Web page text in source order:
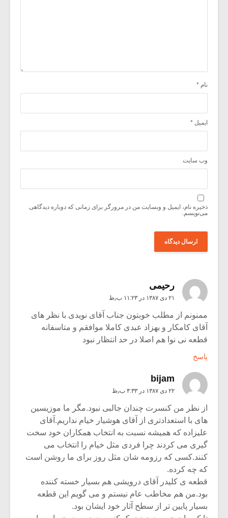
نام *
ایمیل *
وب‌ سایت
ذخیره نام، ایمیل و وبسایت من در مرورگر برای زمانی که دوباره دیدگاهی
می‌نویسم.
رحیمی
۲۱ دی ۱۳۸۷ در ۱۱:۲۳ ب٫ظ
ممنونم از مطلب خوبتون جناب آقای نویدی با نظر های
آقای کامکار و بهزاد عبدی کاملا موافقم و متاسفانه
قطعه نی نوا هم اصلا در حد انتظار نبود
پاسخ
bijam
۲۲ دی ۱۳۸۷ در ۴:۳۳ ب٫ظ
از نظر من کنسرت چندان جالبی نبود.مگر ما موزیسین
های با استعدادتری از آقای هوشیار خیام نداریم.آقای
علیزاده که همیشه نسبت به انتخاب همکاران خود سخت
گیری می کردند چرا فردی مثل خیام را انتخاب می
کنند.کسی که رزومه شان مثل روز برای ما روشن است
که چه کرده.
قطعه ی کلیدر آقای درویشی هم بسیار خسته کننده
بود.من هم مخاطب عام نیستم و می گویم این قطعه
بسیار پایین تر از سطح آثار خود ایشان بود.